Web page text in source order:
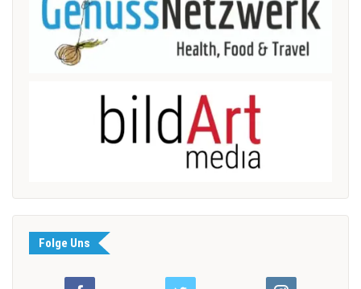
Folge Uns